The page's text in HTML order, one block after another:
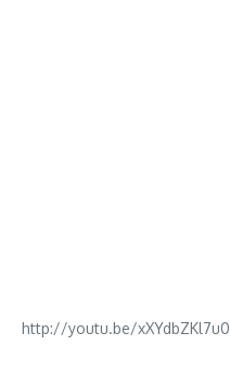
http://youtu.be/xXYdbZKl7u0